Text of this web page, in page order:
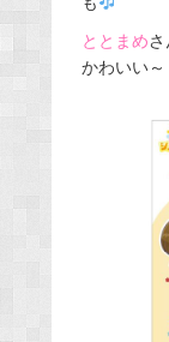
ととまめ
かわいい～